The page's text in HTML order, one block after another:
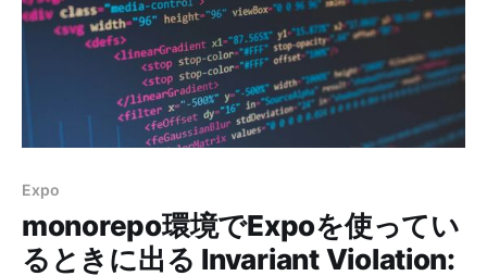
ラーが出ます。 ✘ [ERROR] A request to the
Cloudflare API
(/accounts/hogehoge/workers/scripts/fugafuga)
globalThis.XMLHttpRequest is not
Expo
monorepo環境でExpoを使ってい
るときに出る Invariant Violation: